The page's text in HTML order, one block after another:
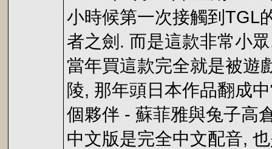
小時候第一次接觸到TGL
者之劍. 而是這款非常小
當年買這款完全就是被遊
陵, 那年頭日本作品翻成
個夥伴 - 蘇菲雅與兔子高
中文版是完全中文配音,